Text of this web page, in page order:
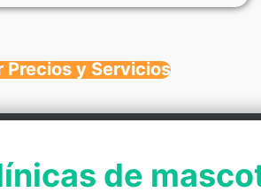
Precios y Servicios
de